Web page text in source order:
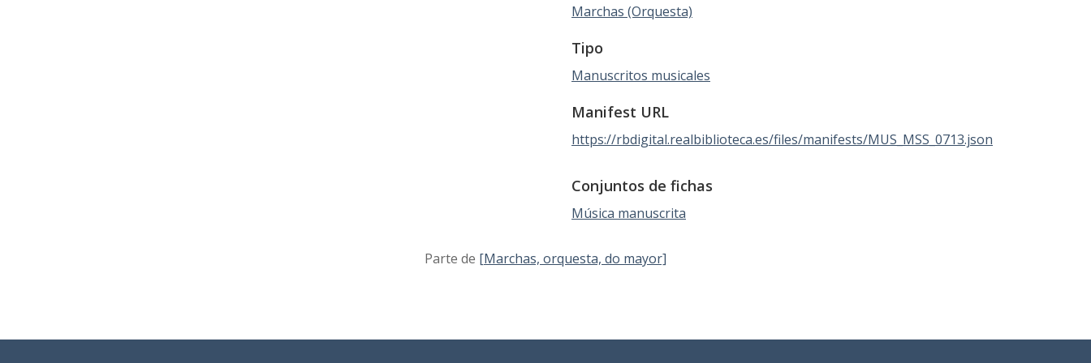
Marchas (Orquesta)
Tipo
Manuscritos musicales
Manifest URL
https://rbdigital.realbiblioteca.es/files/manifests/MUS_MSS_0713.json
Conjuntos de fichas
Música manuscrita
Parte de [Marchas, orquesta, do mayor]